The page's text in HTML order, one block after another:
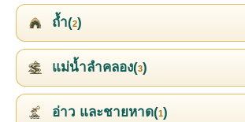
ถ้ำ(2)
แม่น้ำลำคลอง(3)
อ่าว และชายหาด(1)